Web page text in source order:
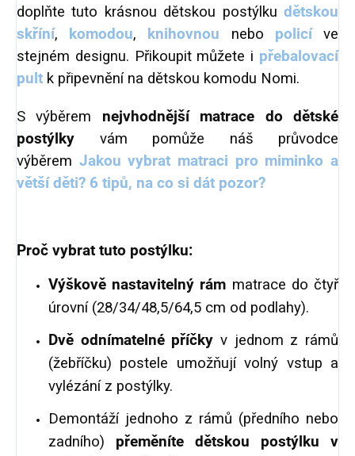
doplňte tuto krásnou dětskou postýlku dětskou
skříní, komodou, knihovnou nebo policíve
stejném designu. Přikoupit můžete i přebalovací
pult k připevnění na dětskou komodu Nomi.
S výběrem nejvhodnější matrace do dětské
postýlky vám pomůže náš průvodce
výběrem Jakou vybrat matraci pro miminko a
větší děti? 6 tipů, na co si dát pozor?
Proč vybrat tuto postýlku:
Výškově nastavitelný rám matrace do čtyř
úrovní (28/34/48,5/64,5 cm od podlahy).
Dvě odnímatelné příčky v jednom z rámů
(žebříčku) postele umožňují volný vstup a
vylézání z postýlky.
Demontáží jednoho z rámů (předního nebo
zadního) přeměníte dětskou postýlku v